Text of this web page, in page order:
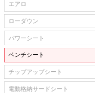
エアロ
ローダウン
パワーシート
ベンチシート
チップアップシート
電動格納サードシート